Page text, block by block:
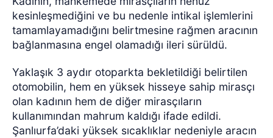
kesinleşmediğini ve bu nedenle intikal işlemlerini
tamamlayamadığını belirtmesine rağmen aracının
bağlanmasına engel olamadığı ileri sürüldü.
Yaklaşık 3 aydır otoparkta bekletildiği belirtilen
otomobilin, hem en yüksek hisseye sahip mirasçı
olan kadının hem de diğer mirasçıların
kullanımından mahrum kaldığı ifade edildi.
Şanlıurfa’daki yüksek sıcaklıklar nedeniyle aracın